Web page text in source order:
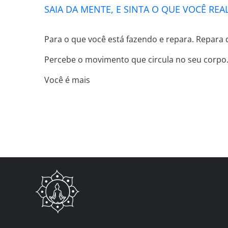
SAIA DA MENTE, E SINTA O QUE VOCÊ
Para o que você está fazendo e repara.
Percebe o movimento que circula no seu
Você é mais